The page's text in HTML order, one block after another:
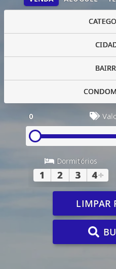
0
Dormitórios
1 2 3 4+
LIMPAR